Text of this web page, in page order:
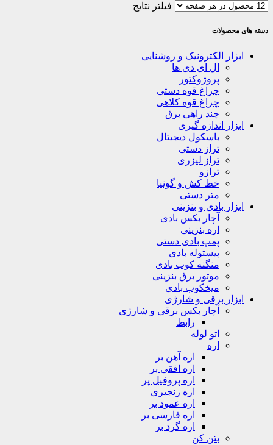
فیلتر نتایج
دسته های محصولات
ابزار الکترونیک و روشنایی
ال ای دی ها
پروژوکتور
چراغ قوه دستی
چراغ قوه کلاهی
چند راهی برق
ابزار اندازه گیری
باسکول دیجیتال
تراز دستی
تراز لیزری
ترازو
خط کش و گونیا
متر دستی
ابزار بادی و بنزینی
آچار بکس بادی
اره بنزینی
پمپ بادی دستی
پیستوله بادی
منگنه کوب بادی
موتور برق بنزینی
میخکوب بادی
ابزار برقی و شارژی
آچار بکس برقی و شارژی
رابط
اتو لوله
اره
اره آهن بر
اره افقی بر
اره پروفیل پر
اره زنجیری
اره عمود بر
اره فارسی بر
اره گرد بر
بتن کن